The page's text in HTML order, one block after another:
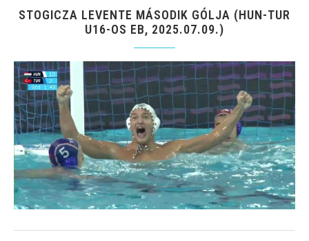
STOGICZA LEVENTE MÁSODIK GÓLJA (HUN-TUR
U16-OS EB, 2025.07.09.)